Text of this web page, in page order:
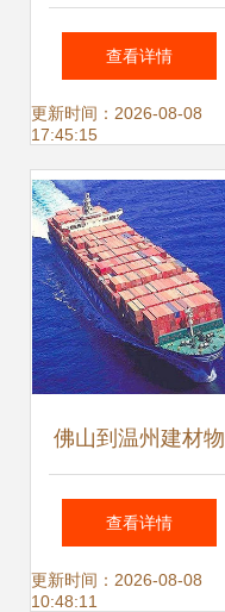
全球，畅通国内的
国际货运专家
查看详情
更新时间：2026-08-08
17:45:15
佛山到温州建材物
流运输价格与海运
费全面解析 国内海
查看详情
更新时间：2026-08-08
10:48:11